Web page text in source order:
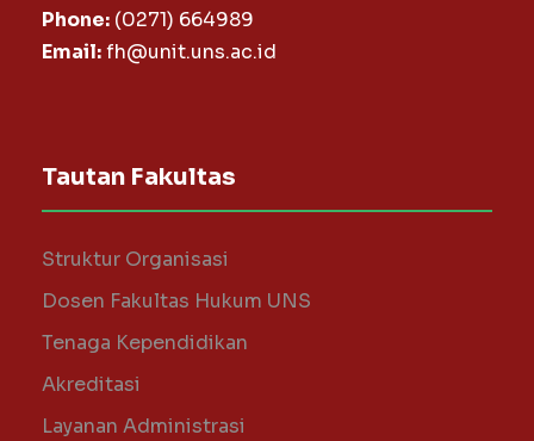
Phone: (0271) 664989
Email:fh@unit.uns.ac.id
Tautan Fakultas
Struktur Organisasi
Dosen Fakultas Hukum UNS
Tenaga Kependidikan
Akreditasi
Layanan Administrasi